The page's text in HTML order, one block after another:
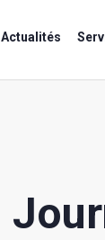
Actualités